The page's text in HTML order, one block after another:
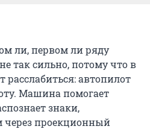
ли, первом ли ряду
так сильно, потому что в
расслабиться: автопилот
Машина помогает
знаки,
через проекционный